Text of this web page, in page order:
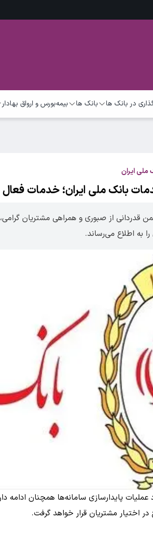
در بانک ها بانک ها بیمهبورس و ارواق بهادار
ایران
بانک ملی ایران؛ خدمات فعال
قدردانی از صبوری و همراهی مشتریان
به اطلاع می‌رساند.
عملیات پایدارسازی سامانه‌ها همچنان ادامه
اختیار مشتریان قرار خواهد گرفت.